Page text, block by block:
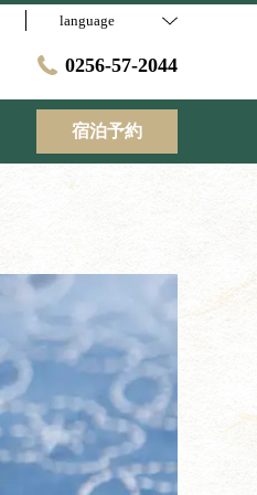
language
0256-57-2044
宿泊予約